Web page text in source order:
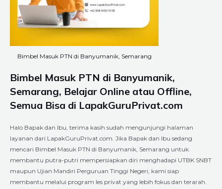
Bimbel Masuk PTN di Banyumanik, Semarang
Bimbel Masuk PTN di Banyumanik,
Semarang, Belajar Online atau Offline,
Semua Bisa di LapakGuruPrivat.com
Halo Bapak dan Ibu, terima kasih sudah mengunjungi halaman
layanan dari LapakGuruPrivat.com. Jika Bapak dan Ibu sedang
mencari Bimbel Masuk PTN di Banyumanik, Semarang untuk
membantu putra-putri mempersiapkan diri menghadapi UTBK SNBT
maupun Ujian Mandiri Perguruan Tinggi Negeri, kami siap
membantu melalui program les privat yang lebih fokus dan terarah.